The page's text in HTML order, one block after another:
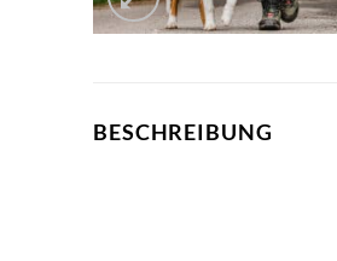
BESCHREIBUNG